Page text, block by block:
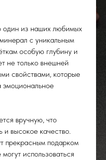
один из наших любимых
с уникальным
особую глубину и
не только внешней
свойствами, которые
эмоциональное
вручную, что
и высокое качество.
прекрасным подарком
использоваться